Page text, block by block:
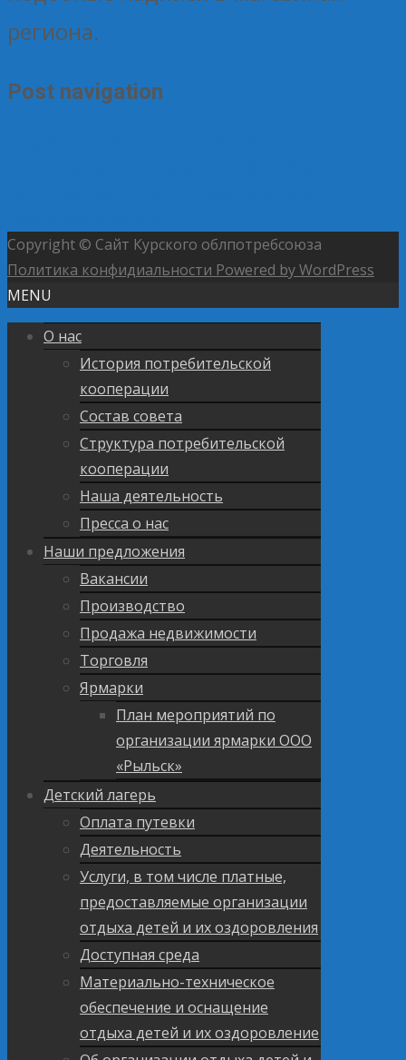
региона.
Post navigation
Copyright © Сайт Курского облпотребсоюза
Политика конфидиальности Powered by WordPress
MENU
О нас
История потребительской
кооперации
Состав совета
Структура потребительской
кооперации
Наша деятельность
Пресса о нас
Наши предложения
Вакансии
Производство
Продажа недвижимости
Торговля
Ярмарки
План мероприятий по
организации ярмарки ООО
«Рыльск»
Детский лагерь
Оплата путевки
Деятельность
Услуги, в том числе платные,
предоставляемые организации
отдыха детей и их оздоровления
Доступная среда
Материально-техническое
обеспечение и оснащение
отдыха детей и их оздоровление